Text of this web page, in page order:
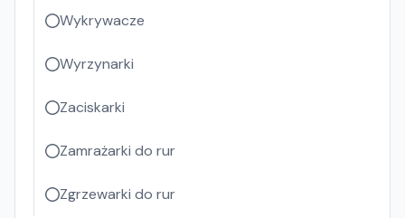
Wykrywacze
Wyrzynarki
Zaciskarki
Zamrażarki do rur
Zgrzewarki do rur